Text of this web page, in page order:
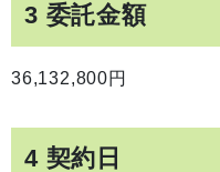
3 委託金額
36,132,800円
4 契約日